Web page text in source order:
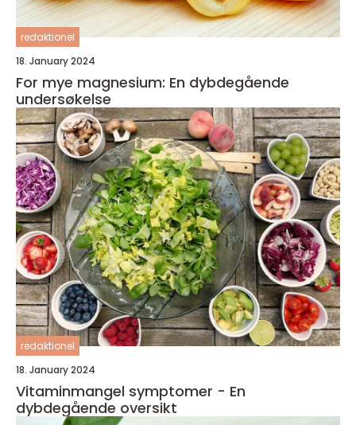
redaktionel
18. January 2024
For mye magnesium: En dybdegående
undersøkelse
redaktionel
18. January 2024
Vitaminmangel symptomer - En
dybdegående oversikt